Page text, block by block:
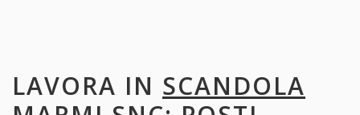
LAVORA IN SCANDOLA